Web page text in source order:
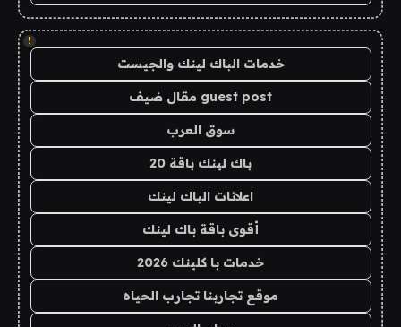
!
خدمات الباك لينك والجيست
guest post مقال ضيف
سوق العرب
باك لينك باقة 20
اعلانات الباك لينك
أقوى باقة باك لينك
خدمات با كلينك 2026
موقع تجاربنا تجارب الحياه